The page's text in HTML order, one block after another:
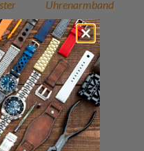
Uhrenarmband